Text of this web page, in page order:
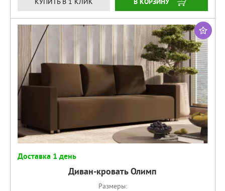
Доставка 1 день
Диван-кровать Олимп
Размеры: